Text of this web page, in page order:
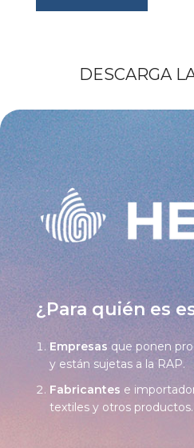
DESCARGA
¿Para quién es
Empresas que ponen
y están sujetas a la RAP.
Fabricantes e
textiles y otros productos.